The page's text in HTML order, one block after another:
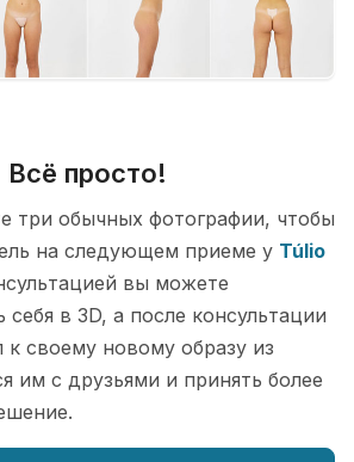
Всё просто!
три обычных фотографии, чтобы
на следующем приеме у Túlio
вы можете
себя в 3D, а после консультации
к своему новому образу из
им с друзьями и принять более